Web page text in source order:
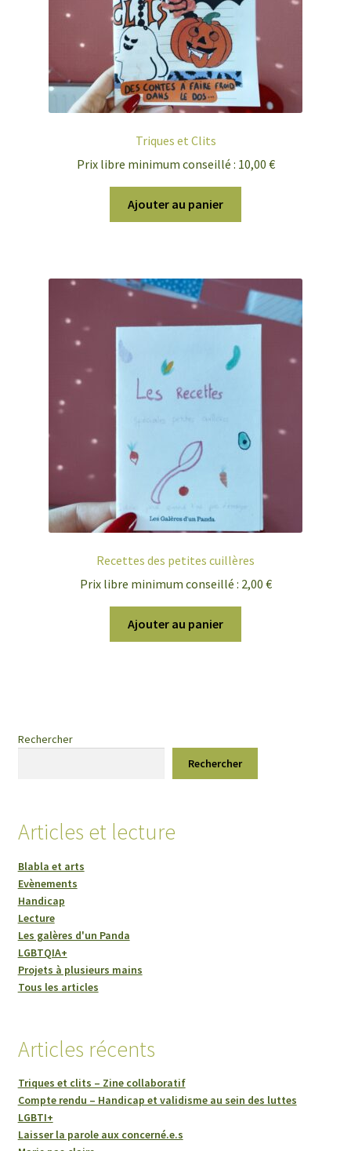
Triques et Clits
Prix libre minimum conseillé : 10,00 €
Ajouter au panier
Recettes des petites cuillères
Prix libre minimum conseillé : 2,00 €
Ajouter au panier
Rechercher
Rechercher
Articles et lecture
Blabla et arts
Evènements
Handicap
Lecture
Les galères d'un Panda
LGBTQIA+
Projets à plusieurs mains
Tous les articles
Articles récents
Triques et clits – Zine collaboratif
Compte rendu – Handicap et validisme au sein des luttes
LGBTI+
Laisser la parole aux concerné.e.s